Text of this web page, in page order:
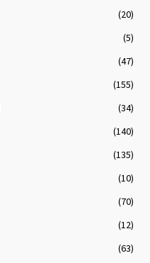
(20)
(5)
(47)
(155)
(34)
(140)
(135)
(10)
(70)
(12)
(63)